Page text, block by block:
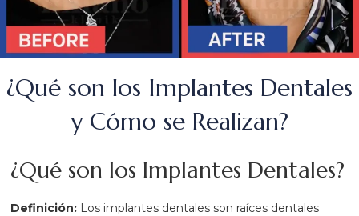
¿Qué son los Implantes Dentales
y Cómo se Realizan?
¿Qué son los Implantes Dentales?
Definición: Los implantes dentales son raíces dentales